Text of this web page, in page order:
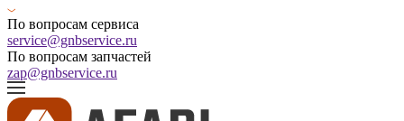
По вопросам сервиса
service@gnbservice.ru
По вопросам запчастей
zap@gnbservice.ru